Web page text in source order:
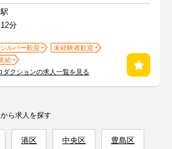
分
シルバー歓迎
未経験者歓迎
給
クションの求人一覧を見る
ら求人を探す
港区 中央区 豊島区